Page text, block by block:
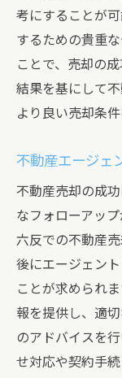
考にすることが
するための貴重
ことで、売却の
結果を基にして
より良い売却条
不動産エージェ
不動産売却の成
なフォローアッ
六反での不動産
後にエージェン
ことが求められ
報を提供し、適
のアドバイスを
せ対応や契約手